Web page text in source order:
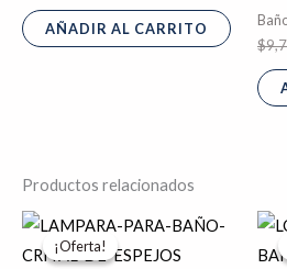
AÑADIR AL CARRITO
$
Productos relacionados
¡Oferta!
¡Oferta!
El
precio
original
El
precio
actual